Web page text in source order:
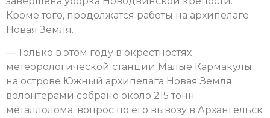
Кроме того, продолжатся работы на архипелаге
Новая Земля.
— Только в этом году в окрестностях
метеорологической станции Малые Кармакулы
на острове Южный архипелага Новая Земля
волонтерами собрано около 215 тонн
металлолома: вопрос по его вывозу в Архангельск